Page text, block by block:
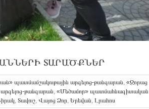
ՏԱՐԱԾՔՆԵՐ
պատմամշակութային արգելոց-թանգարան, «Զորաց
թանգարան, «Մեծամոր» պատմահնագիտական
, Տավուշ, Վայոց Ձոր, Երեվան, Լրահոս